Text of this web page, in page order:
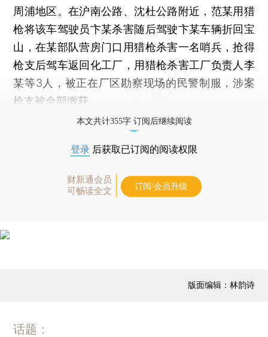
周浦地区。在沪南公路、沈杜公路附近，范某用猎
枪将该车驾驶员卞某杀害随后驾驶卞某车辆折回宝
山，在某部队营房门口用猎枪杀害一名哨兵，抢得
枪支后驾车返回化工厂，用猎枪杀害工厂负责人李
某等3人，被正在厂区勘察现场的民警制服，涉案
枪支被全部缴获。
本文共计355字 订阅后继续阅读
登录 后获取已订阅的阅读权限
财新通会员
可畅读全文
订阅/会员升级
版面编辑：林韵诗
话题：